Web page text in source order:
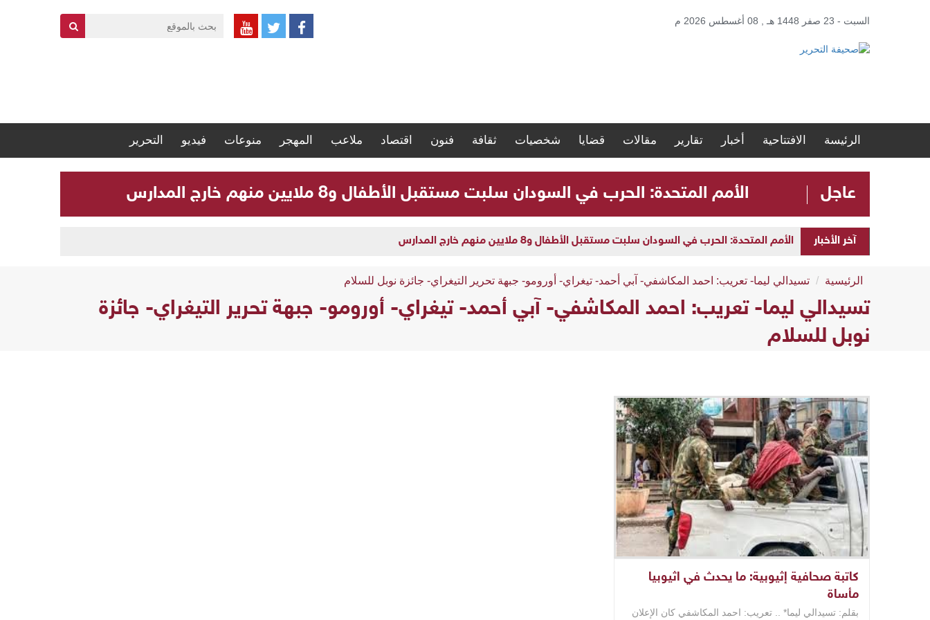
السبت - 23 صفر 1448 هـ , 08 أغسطس 2026 م
الرئيسة الافتتاحية أخبار تقارير مقالات قضايا شخصيات ثقافة فنون اقتصاد ملاعب المهجر منوعات فيديو التحرير
عاجل الأمم المتحدة: الحرب في السودان سلبت مستقبل الأطفال و8 ملايين منهم خارج المدارس
آخر الأخبار الأمم المتحدة: الحرب في السودان سلبت مستقبل الأطفال و8 ملايين منهم خارج المدارس
الرئيسية تسيدالي ليما- تعريب: احمد المكاشفي- آبي أحمد- تيغراي- أورومو- جبهة تحرير التيغراي- جائزة نوبل للسلام
تسيدالي ليما- تعريب: احمد المكاشفي- آبي أحمد- تيغراي- أورومو- جبهة تحرير التيغراي- جائزة
نوبل للسلام
كاتبة صحافية إثيوبية: ما يحدث في اثيوبيا
مأساة
بقلم: تسيدالي ليما* .. تعريب: احمد المكاشفي كان الإعلان